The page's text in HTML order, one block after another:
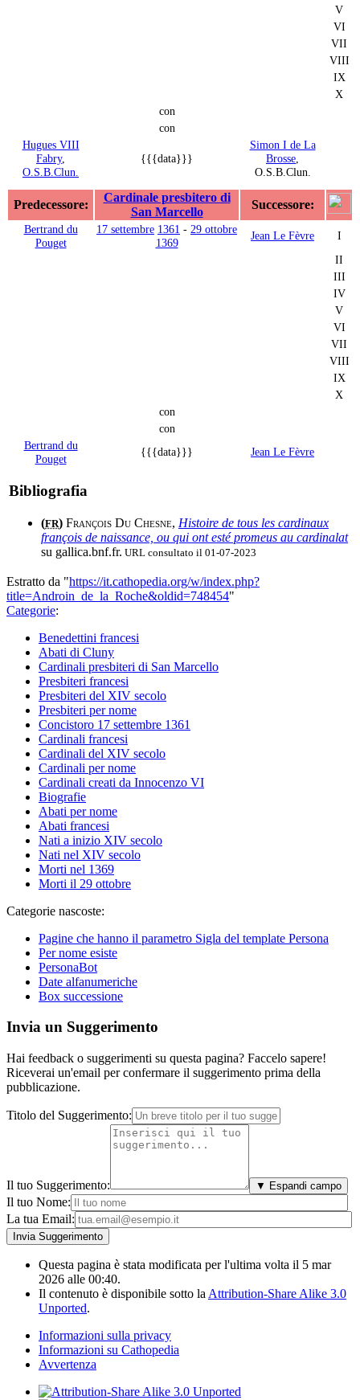
V
VI
VII
VIII
IX
X
con
con
Hugues VIII
Fabry,
O.S.B.Clun.
{{{data}}}
Simon I de La
Brosse
O.S.B.Clun.
Predecessore:
Cardinale presbitero di
San Marcello
Successore:
Bertrand du
Pouget
17 settembre 1361 - 29 ottobre
1369
Jean Le Fèvre
I
II
III
IV
V
VI
VII
VIII
IX
X
con
con
Bertrand du
Pouget
{{{data}}} Jean Le Fèvre
Bibliografia
(FR) François Du Chesne, Histoire de tous les cardinaux
françois de naissance, ou qui ont esté promeus au cardinalat
su gallica.bnf.fr. URL consultato il 01-07-2023
Estratto da "https://it.cathopedia.org/w/index.php?
title=Androin_de_la_Roche&oldid=748454"
Categorie:
Benedettini francesi
Abati di Cluny
Cardinali presbiteri di San Marcello
Presbiteri francesi
Presbiteri del XIV secolo
Presbiteri per nome
Concistoro 17 settembre 1361
Cardinali francesi
Cardinali del XIV secolo
Cardinali per nome
Cardinali creati da Innocenzo VI
Biografie
Abati per nome
Abati francesi
Nati a inizio XIV secolo
Nati nel XIV secolo
Morti nel 1369
Morti il 29 ottobre
Categorie nascoste:
Pagine che hanno il parametro Sigla del template Persona
Per nome esiste
PersonaBot
Date alfanumeriche
Box successione
Invia un Suggerimento
Hai feedback o suggerimenti su questa pagina? Faccelo sapere!
Riceverai un'email per confermare il suggerimento prima della
pubblicazione.
Titolo del Suggerimento:
Il tuo Suggerimento: ▼ Espandi campo
Il tuo Nome:
La tua Email:
Questa pagina è stata modificata per l'ultima volta il 5 mar
2026 alle 00:40.
Il contenuto è disponibile sotto la Attribution-Share Alike 3.0
Unported.
Informazioni sulla privacy
Informazioni su Cathopedia
Avvertenza